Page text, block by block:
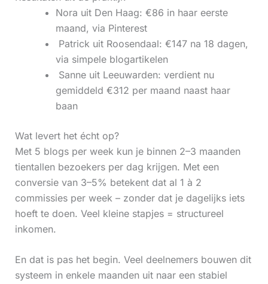
Nora uit Den Haag: €86 in haar eerste
maand, via Pinterest
‍ Patrick uit Roosendaal: €147 na 18 dagen,
via simpele blogartikelen
‍ Sanne uit Leeuwarden: verdient nu
gemiddeld €312 per maand naast haar
baan
Wat levert het écht op?
Met 5 blogs per week kun je binnen 2–3 maanden
tientallen bezoekers per dag krijgen. Met een
conversie van 3–5% betekent dat al 1 à 2
commissies per week – zonder dat je dagelijks iets
hoeft te doen. Veel kleine stapjes = structureel
inkomen.
En dat is pas het begin. Veel deelnemers bouwen dit
systeem in enkele maanden uit naar een stabiel